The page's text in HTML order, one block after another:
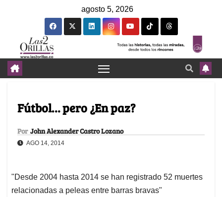
agosto 5, 2026
Fútbol… pero ¿En paz?
Por John Alexander Castro Lozano
AGO 14, 2014
"Desde 2004 hasta 2014 se han registrado 52 muertes
relacionadas a peleas entre barras bravas"